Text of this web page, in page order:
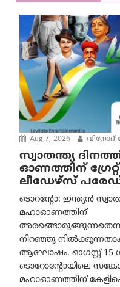
Aug 7, 2026
സ്വാതന്ത്യ
ഓണത്തിന്
ലീഡേഴ്സ്
ടൊറന്റോ: ഇന്ത്യൻ
മഹാഓണത്തിന്
നിറഞ്ഞു
ആഘോഷം. ഓഗസ്റ്റ് 15
ടൊറോന്റോയിലെ
മഹാഓണത്തിന്